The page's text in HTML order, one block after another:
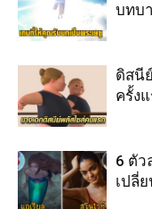
บทบ
ดิสนี
ครั้ง
6 ตัว
เปลี่